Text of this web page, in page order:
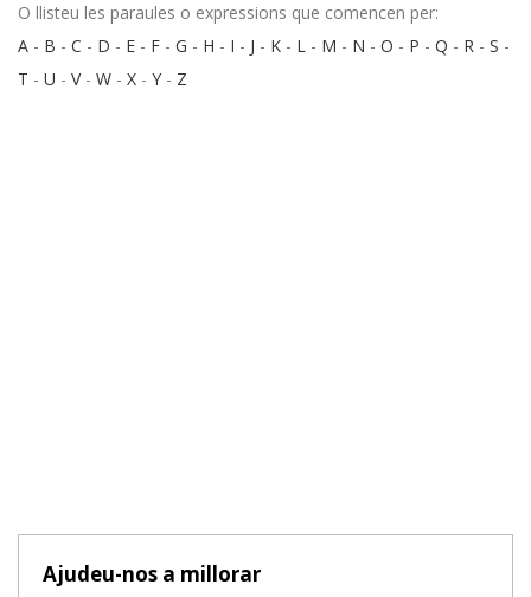
O llisteu les paraules o expressions que comencen per:
A - B - C - D - E - F - G - H - I - J - K - L - M - N - O - P - Q - R - S -
T - U - V- W - X - Y - Z
Ajudeu-nos a millorar